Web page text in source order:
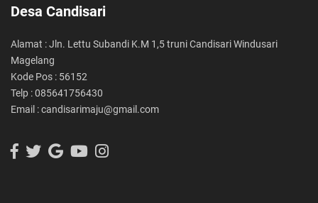
Desa Candisari
Alamat : Jln. Lettu Subandi K.M 1,5 truni Candisari Windusari
Magelang
Kode Pos : 56152
Telp : 085641756430
Email : candisarimaju@gmail.com